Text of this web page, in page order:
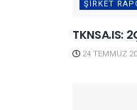
ŞIRKET
TKNSA.IS:
24 TEMMUZ